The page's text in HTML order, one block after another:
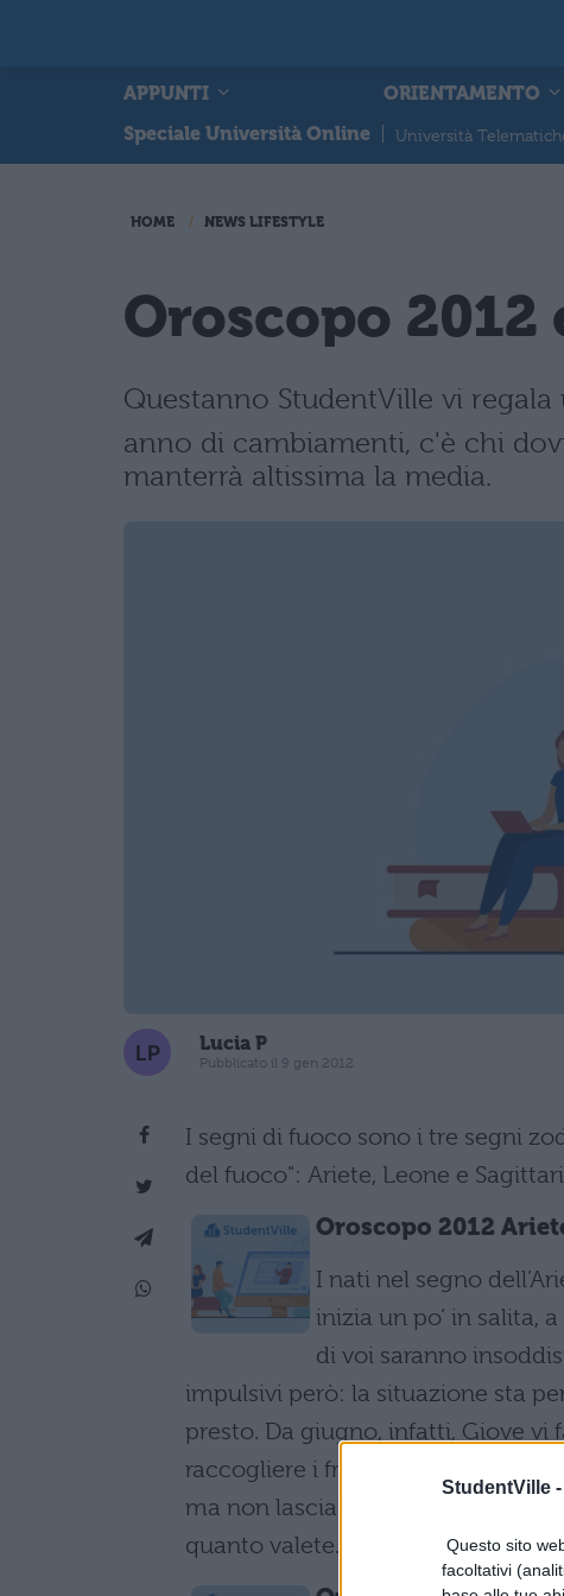
StudentVille -
Questo sito
facoltativi
APPUNTI ORIENTAMENTO
Speciale Università Online
Università
HOME NEWS LIFESTYLE
Oroscopo
Questanno StudentVille vi
anno di cambiamenti, c'è chi
manterrà altissima la media.
Lucia P
Pubblicato il 9 gen 2012
I segni di fuoco sono i tre segni
del fuoco": Ariete, Leone e
Oroscopo 2012
I nati nel segno
inizia un po’ in salita,
di voi saranno
impulsivi però: la situazione sta
presto. Da giugno, infatti, Giove vi
raccogliere i frutti dei tanti mesi
ma non lasciatevi spaventare. Se
quanto valete.